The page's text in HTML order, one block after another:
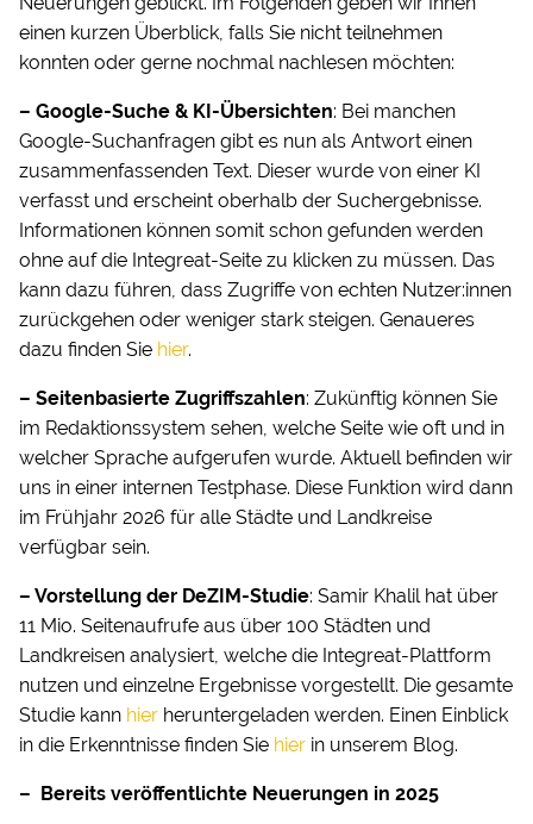
einen kurzen Überblick, falls Sie nicht teilnehmen
konnten oder gerne nochmal nachlesen möchten:
– Google-Suche & KI-Übersichten: Bei manchen
Google-Suchanfragen gibt es nun als Antwort einen
zusammenfassenden Text. Dieser wurde von einer KI
verfasst und erscheint oberhalb der Suchergebnisse.
Informationen können somit schon gefunden werden
ohne auf die Integreat-Seite zu klicken zu müssen. Das
kann dazu führen, dass Zugriffe von echten Nutzer:innen
zurückgehen oder weniger stark steigen. Genaueres
dazu finden Sie hier.
– Seitenbasierte Zugriffszahlen: Zukünftig können Sie
im Redaktionssystem sehen, welche Seite wie oft und in
welcher Sprache aufgerufen wurde. Aktuell befinden wir
uns in einer internen Testphase. Diese Funktion wird dann
im Frühjahr 2026 für alle Städte und Landkreise
verfügbar sein.
– Vorstellung der DeZIM-Studie: Samir Khalil hat über
11 Mio. Seitenaufrufe aus über 100 Städten und
Landkreisen analysiert, welche die Integreat-Plattform
nutzen und einzelne Ergebnisse vorgestellt. Die gesamte
Studie kann hier heruntergeladen werden. Einen Einblick
in die Erkenntnisse finden Sie hier in unserem Blog.
– Bereits veröffentlichte Neuerungen in 2025